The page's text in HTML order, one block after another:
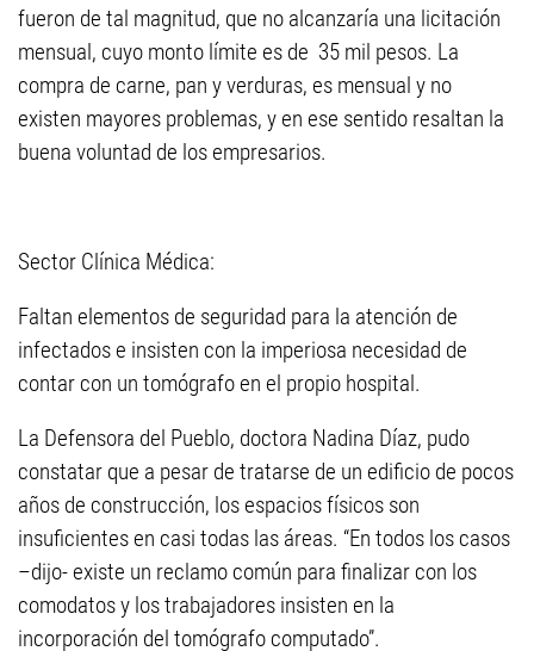
fueron de tal magnitud, que no alcanzaría una licitación
mensual, cuyo monto límite es de 35 mil pesos. La
compra de carne, pan y verduras, es mensual y no
existen mayores problemas, y en ese sentido resaltan la
buena voluntad de los empresarios.
Sector Clínica Médica:
Faltan elementos de seguridad para la atención de
infectados e insisten con la imperiosa necesidad de
contar con un tomógrafo en el propio hospital.
La Defensora del Pueblo, doctora Nadina Díaz, pudo
constatar que a pesar de tratarse de un edificio de pocos
años de construcción, los espacios físicos son
insuficientes en casi todas las áreas. “En todos los casos
–dijo- existe un reclamo común para finalizar con los
comodatos y los trabajadores insisten en la
incorporación del tomógrafo computado”.